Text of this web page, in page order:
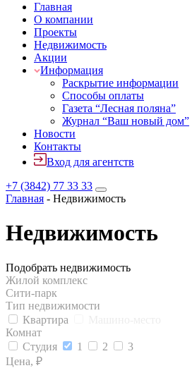
Главная
О компании
Проекты
Недвижимость
Акции
Информация
Раскрытие информации
Способы оплаты
Газета “Лесная поляна”
Журнал “Ваш новый дом”
Новости
Контакты
Вход для агентств
+7 (3842) 77 33 33
Главная - Недвижимость
Недвижимость
Подобрать недвижимость
Жилой комплекс
Сити-парк
Тип недвижимости
Квартира
Комнат
Студия
1 2
3
Цена, ₽